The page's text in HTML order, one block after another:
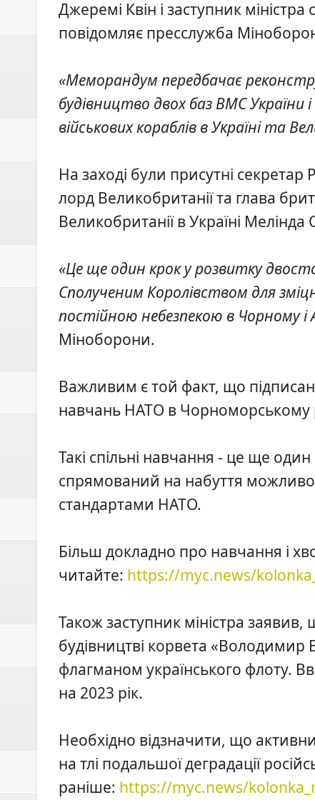
ТзОВ "АКВА-ЕКО" запрошує
ПрАТ "Дрогобицький
В м. Стебник Дрогобицького
Джеремі Квін і заступник
повідомляє пресслужба
«Меморандум передбачає
будівництво двох баз ВМС України
військових кораблів в Україні та
На заході були присутні
лорд Великобританії та глава
Великобританії в Україні Мелінда
«Це ще один крок у розвитку
Сполученим Королівством для
постійною небезпекою в Чорному і
Міноборони.
Важливим є той факт, що
навчань НАТО в Чорноморському
Такі спільні навчання - це ще
спрямований на набуття
стандартами НАТО.
Більш докладно про навчання і
читайте: https://myc.news/
Також заступник міністра
будівництві корвета
флагманом українського флоту.
на 2023 рік.
Необхідно відзначити, що
на тлі подальшої деградації
раніше: https://myc.news/